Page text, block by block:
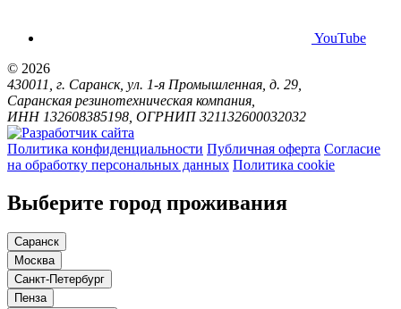
YouTube
© 2026
430011, г. Саранск, ул. 1-я Промышленная, д. 29,
Саранская резинотехническая компания,
ИНН 132608385198, ОГРНИП 321132600032032
Политика конфиденциальности Публичная оферта Согласие
на обработку персональных данных Политика cookie
Выберите город проживания
Саранск
Москва
Санкт-Петербург
Пенза